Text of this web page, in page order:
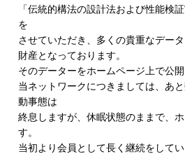
「伝統的構法の設計法および性能検
を
させていただき、多くの貴重なデー
財産となっております。
そのデーターをホームページ上で公
当ネットワークにつきましては、あと
動事態は
終息しますが、休眠状態のままで、
す。
当初より会員として長く継続をして